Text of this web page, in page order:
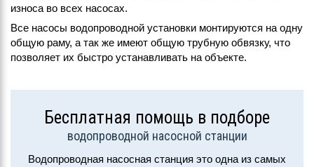
износа во всех насосах.
Все насосы водопроводной установки монтируются на одну
общую раму, а так же имеют общую трубную обвязку, что
позволяет их быстро устанавливать на объекте.
Бесплатная помощь в подборе
водопроводной насосной станции
Водопроводная насосная станция это одна из самых